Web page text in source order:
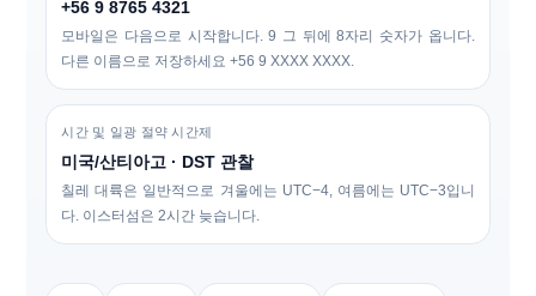
+56 9 8765 4321
모바일은 다음으로 시작합니다.9 그 뒤에 8자리 숫자가 옵니다.
다른 이름으로 저장하세요+56 9 XXXX XXXX.
시간 및 일광 절약 시간제
미국/산티아고 · DST 관찰
칠레 대륙은 일반적으로 겨울에는 UTC−4, 여름에는 UTC−3입니
다. 이스터섬은 2시간 늦습니다.